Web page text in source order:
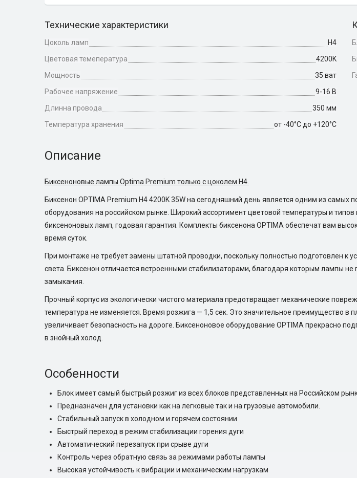
Технические характеристики
Цоколь ламп
H4
Цветовая темепература
4200K
Мощность
35 ват
Рабочее напряжение
9-16 В
Длинна провода
350 мм
Температура хранения
от -40°С до +120°С
Описание
Биксеноновые лампы Optima Premium только с цоколем H4.
Биксенон OPTIMA Premium H4 4200K 35W на сегодняшний день является одним из самых
оборудования на российском рынке. Широкий ассортимент цветовой температуры и
биксеноновых ламп, годовая гарантия. Комплекты биксенона OPTIMA обеспечат вам
время суток.
При монтаже не требует замены штатной проводки, поскольку полностью подготовлен
света. Биксенон отличается встроенными стабилизаторами, благодаря которым лампы
замыкания.
Прочный корпус из экологически чистого материала предотвращает механические
температура не изменяется. Время розжига — 1,5 сек. Это значительное преимущество в
увеличивает безопасность на дороге. Биксеноновое оборудование OPTIMA прекрасно
в знойный холод.
Особенности
Блок имеет самый быстрый розжиг из всех блоков представленных на Российском
Предназначен для установки как на легковые так и на грузовые автомобили.
Стабильный запуск в холодном и горячем состоянии
Быстрый переход в режим стабилизации горения дуги
Автоматический перезапуск при срыве дуги
Контроль через обратную связь за режимами работы лампы
Высокая устойчивость к вибрации и механическим нагрузкам